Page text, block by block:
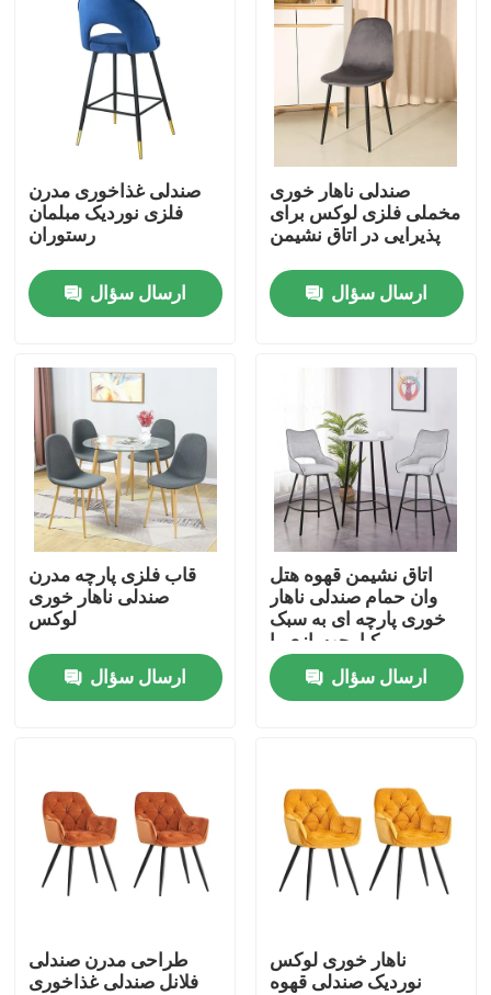
دربارهی ما
اطلاعات تماس
محصولات
مبلمان اتاق منزل
مبلمان اتاق نشیمن
کابینت تلویزیون سفارشی
میزهای قهوه سفارشی
صندلی غذاخوری مدرن
فلزی نوردیک مبلمان
رستوران
ارسال سؤال
صندلی ناهار خوری
مخملی فلزی لوکس برای
پذیرایی در اتاق نشیمن
ارسال سؤال
قاب فلزی پارچه مدرن
صندلی ناهار خوری
لوکس
ارسال سؤال
اتاق نشیمن قهوه هتل
وان حمام صندلی ناهار
خوری پارچه ای به سبک
یکپارچهسازی با
سیستمعامل
ارسال سؤال
طراحی مدرن صندلی
فلانل صندلی غذاخوری
ناهار خوری لوکس
نوردیک صندلی قهوه